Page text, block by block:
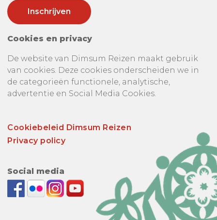
Cookies en privacy
De website van Dimsum Reizen maakt gebruik
van cookies. Deze cookies onderscheiden we in
de categorieën functionele, analytische,
advertentie en Social Media Cookies.
Cookiebeleid Dimsum Reizen
Privacy policy
Social media